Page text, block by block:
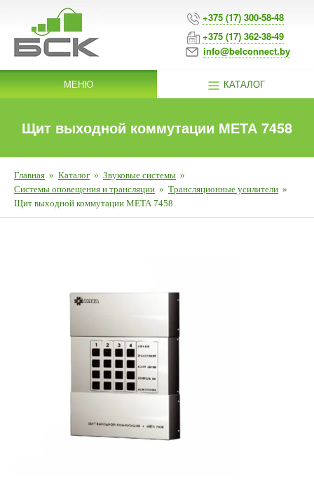
+375 (17) 300-58-48
+375 (17) 362-38-49
info@belconnect.by
МЕНЮ КАТАЛОГ
Щит выходной коммутации МЕТА 7458
Главная » Каталог » Звуковые системы »
Системы оповещения и трансляции » Трансляционные усилители »
Щит выходной коммутации МЕТА 7458